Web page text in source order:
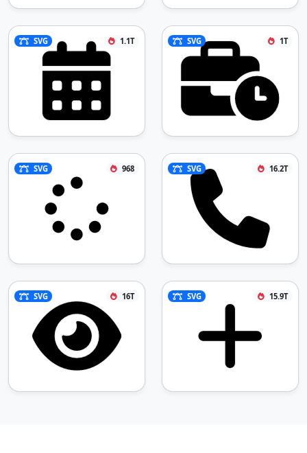
SVG 1.1T SVG 1T
SVG 968 SVG 16.2T
SVG 16T SVG 15.9T